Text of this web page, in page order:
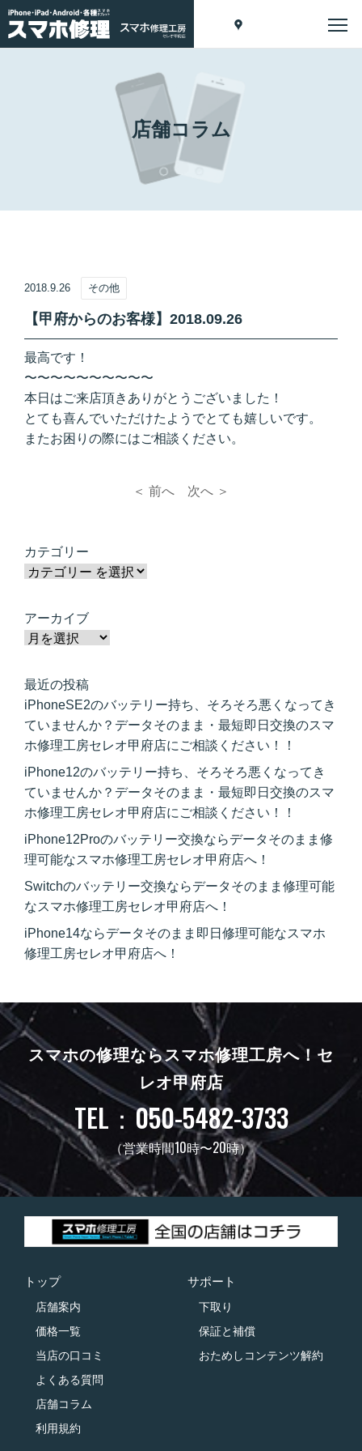
店舗コラム
2018.9.26 その他
【甲府からのお客様】2018.09.26
最高です！
〜〜〜〜〜〜〜〜〜〜
本日はご来店頂きありがとうございました！
とても喜んでいただけたようでとても嬉しいです。
またお困りの際にはご相談ください。
＜ 前へ 次へ ＞
カテゴリー
アーカイブ
最近の投稿
iPhoneSE2のバッテリー持ち、そろそろ悪くなってき
ていませんか？データそのまま・最短即日交換のスマ
ホ修理工房セレオ甲府店にご相談ください！！
iPhone12のバッテリー持ち、そろそろ悪くなってき
ていませんか？データそのまま・最短即日交換のスマ
ホ修理工房セレオ甲府店にご相談ください！！
iPhone12Proのバッテリー交換ならデータそのまま修
理可能なスマホ修理工房セレオ甲府店へ！
Switchのバッテリー交換ならデータそのまま修理可能
なスマホ修理工房セレオ甲府店へ！
iPhone14ならデータそのまま即日修理可能なスマホ
修理工房セレオ甲府店へ！
スマホの修理ならスマホ修理工房へ！ セ
レオ甲府店
TEL：050-5482-3733
（営業時間10時〜20時）
トップ
店舗案内
価格一覧
当店の口コミ
よくある質問
店舗コラム
利用規約
サポート
下取り
保証と補償
おためしコンテンツ解約